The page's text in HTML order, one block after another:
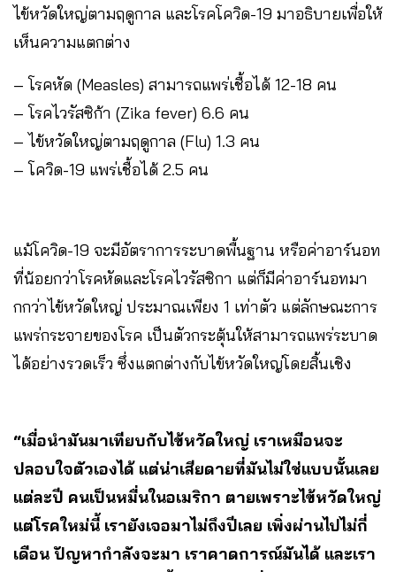
ไข้หวัดใหญ่ตามฤดูกาล และโรคโควิด-19 มาอธิบายเพื่อให้
เห็นความแตกต่าง
– โรคหัด (Measles) สามารถแพร่เชื้อได้ 12-18 คน
– โรคไวรัสซิก้า (Zika fever) 6.6 คน
– ไข้หวัดใหญ่ตามฤดูกาล (Flu) 1.3 คน
– โควิด-19 แพร่เชื้อได้ 2.5 คน
แม้โควิด-19 จะมีอัตราการระบาดพื้นฐาน หรือค่าอาร์นอท
ที่น้อยกว่าโรคหัดและโรคไวรัสซิกา แต่ก็มีค่าอาร์นอทมา
กกว่าไข้หวัดใหญ่ ประมาณเพียง 1 เท่าตัว แต่ลักษณะการ
แพร่กระจายของโรค เป็นตัวกระตุ้นให้สามารถแพร่ระบาด
ได้อย่างรวดเร็ว ซึ่งแตกต่างกับไข้หวัดใหญ่โดยสิ้นเชิง
“เมื่อนำมันมาเทียบกับไข้หวัดใหญ่ เราเหมือนจะ
ปลอบใจตัวเองได้ แต่น่าเสียดายที่มันไม่ใช่แบบนั้นเลย
แต่ละปี คนเป็นหมื่นในอเมริกา ตายเพราะไข้หวัดใหญ่
แต่โรคใหม่นี้ เรายังเจอมาไม่ถึงปีเลย เพิ่งผ่านไปไม่กี่
เดือน ปัญหากำลังจะมา เราคาดการณ์มันได้ และเรา